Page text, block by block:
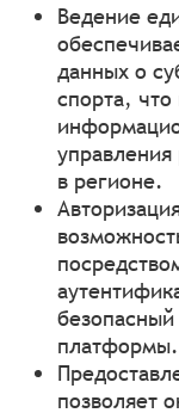
Ведение
данных о
спорта, что
в регионе.
платформы.
позволяет